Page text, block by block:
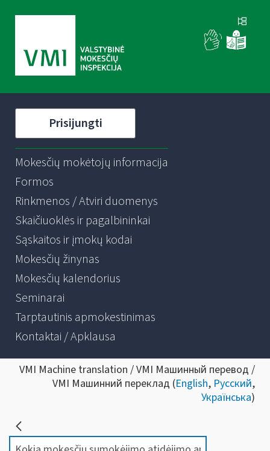
Prisijungti
Mokesčių mokėtojų informacija
Formos
Rinkmenos / Atviri duomenys
Skaičiuoklės ir pagalbininkai
Sąskaitos ir įmokų kodai
Mokesčių žinynas
Mokesčių kalendorius
Seminarai
Tarptautinis apmokestinimas
Kontaktai / Apklausa
VMI Machine translation / VMI Машинный перевод /
VMI Машинний переклад (English, Русский,
Українська)